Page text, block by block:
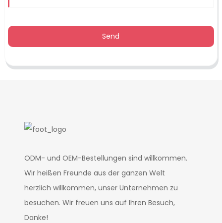
Send
ODM- und OEM-Bestellungen sind willkommen.
Wir heißen Freunde aus der ganzen Welt
herzlich willkommen, unser Unternehmen zu
besuchen. Wir freuen uns auf Ihren Besuch,
Danke!